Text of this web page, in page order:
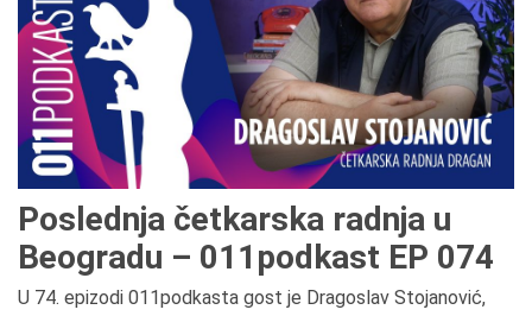
Poslednja četkarska radnja u
Beogradu – 011podkast EP 074
U 74. epizodi 011podkasta gost je Dragoslav Stojanović,